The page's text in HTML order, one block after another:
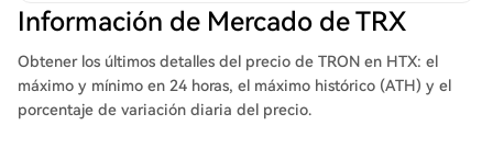
Información de Mercado de TRX
Obtener los últimos detalles del precio de TRON en HTX: el
máximo y mínimo en 24 horas, el máximo histórico (ATH) y el
porcentaje de variación diaria del precio.